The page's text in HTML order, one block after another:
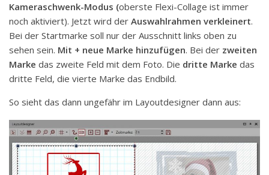
Kameraschwenk-Modus (oberste Flexi-Collage ist immer
noch aktiviert). Jetzt wird der Auswahlrahmen verkleinert.
Bei der Startmarke soll nur der Ausschnitt links oben zu
sehen sein. Mit + neue Marke hinzufügen. Bei der zweiten
Marke das zweite Feld mit dem Foto. Die dritte Marke das
dritte Feld, die vierte Marke das Endbild.
So sieht das dann ungefähr im Layoutdesigner dann aus: